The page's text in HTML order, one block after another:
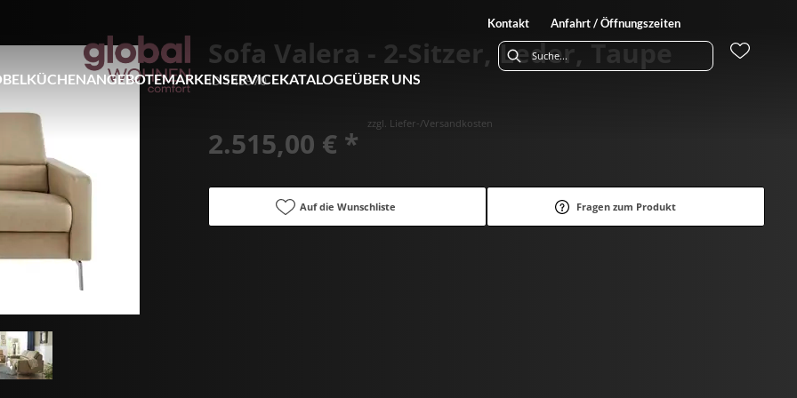
Kontakt Anfahrt / Öffnungszeiten
KÜCHENANGEBOTEMARKENSERVICEKATALOGEÜBER UNS
Sofa Valera - 2-Sitzer, Leder, Taupe
ID 145970
2.515,00 € *
zzgl. Liefer-/Versandkosten
Auf die Wunschliste Fragen zum Produkt